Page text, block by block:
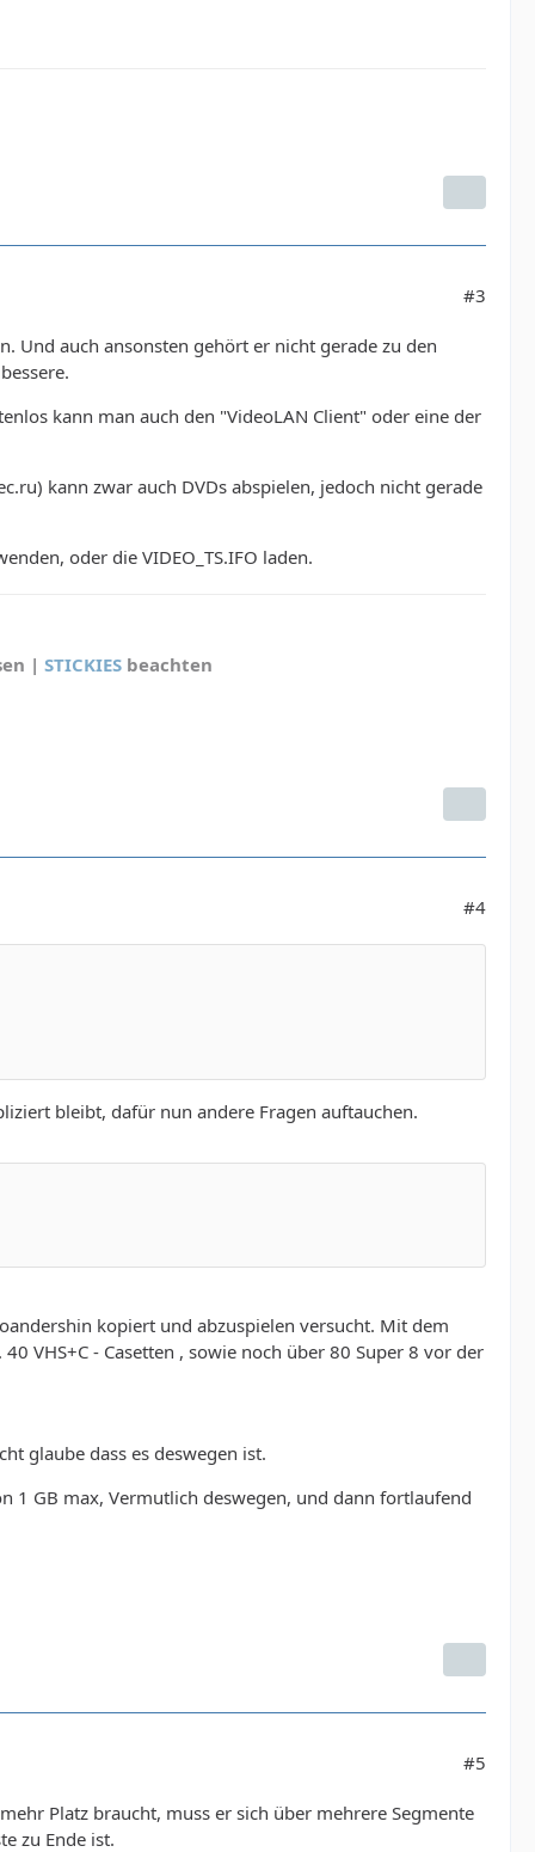
#3
Und auch ansonsten gehört er nicht gerade zu den
kann man auch den "VideoLAN Client" oder eine der
kann zwar auch DVDs abspielen, jedoch nicht gerade
oder die VIDEO_TS.IFO laden.
| STICKIES beachten
#4
bleibt, dafür nun andere Fragen auftauchen.
kopiert und abzuspielen versucht. Mit dem
VHS+C - Casetten , sowie noch über 80 Super 8 vor der
glaube dass es deswegen ist.
1 GB max, Vermutlich deswegen, und dann fortlaufend
#5
Platz braucht, muss er sich über mehrere Segmente
zu Ende ist.